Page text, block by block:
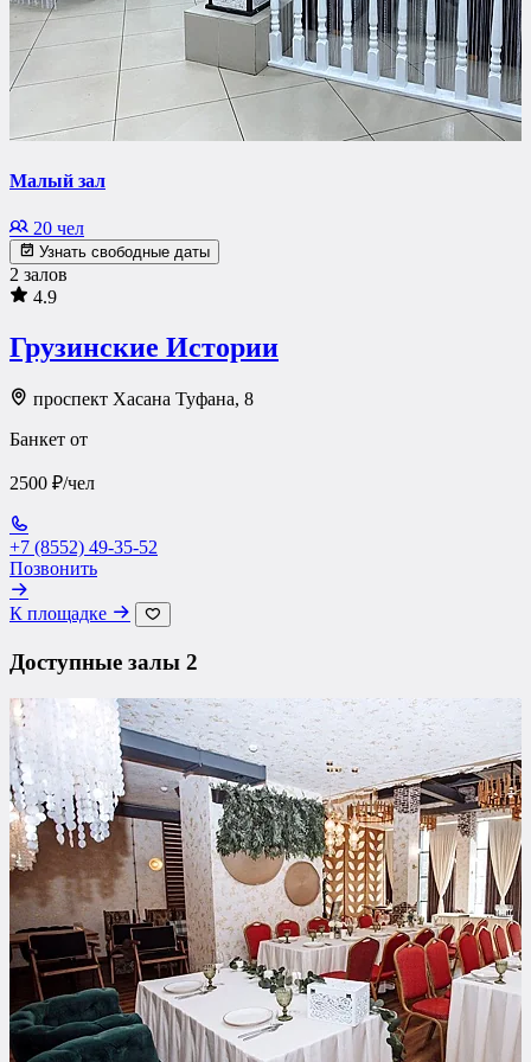
Малый зал
20 чел
Узнать свободные даты
2 залов
4.9
Грузинские Истории
проспект Хасана Туфана, 8
Банкет от
2500 ₽/чел
+7 (8552) 49-35-52
Позвонить
К площадке
Доступные залы 2